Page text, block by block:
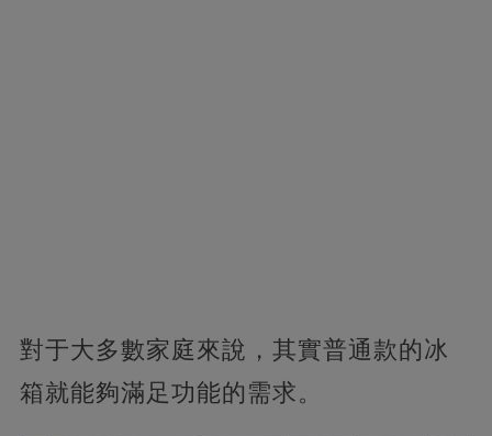
對于大多數家庭來說，其實普通款的冰
箱就能夠滿足功能的需求。